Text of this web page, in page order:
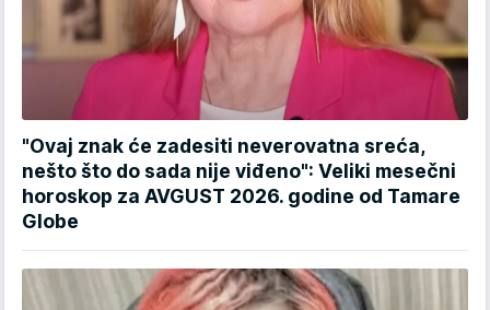
"Ovaj znak će zadesiti neverovatna sreća,
nešto što do sada nije viđeno": Veliki mesečni
horoskop za AVGUST 2026. godine od Tamare
Globe